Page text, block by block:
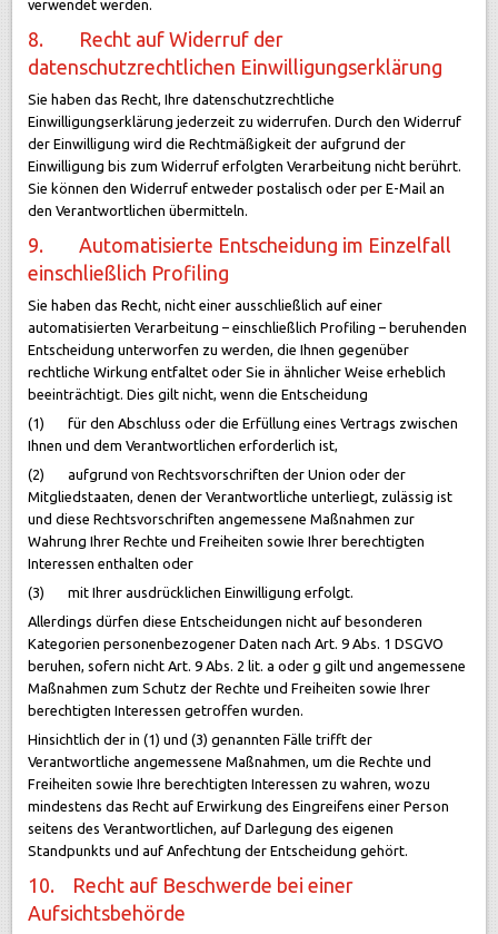
verwendet werden.
8. Recht auf Widerruf der
datenschutzrechtlichen Einwilligungserklärung
Sie haben das Recht, Ihre datenschutzrechtliche
Einwilligungserklärung jederzeit zu widerrufen. Durch den Widerruf
der Einwilligung wird die Rechtmäßigkeit der aufgrund der
Einwilligung bis zum Widerruf erfolgten Verarbeitung nicht berührt.
Sie können den Widerruf entweder postalisch oder per E-Mail an
den Verantwortlichen übermitteln.
9. Automatisierte Entscheidung im Einzelfall
einschließlich Profiling
Sie haben das Recht, nicht einer ausschließlich auf einer
automatisierten Verarbeitung – einschließlich Profiling – beruhenden
Entscheidung unterworfen zu werden, die Ihnen gegenüber
rechtliche Wirkung entfaltet oder Sie in ähnlicher Weise erheblich
beeinträchtigt. Dies gilt nicht, wenn die Entscheidung
(1) für den Abschluss oder die Erfüllung eines Vertrags zwischen
Ihnen und dem Verantwortlichen erforderlich ist,
(2) aufgrund von Rechtsvorschriften der Union oder der
Mitgliedstaaten, denen der Verantwortliche unterliegt, zulässig ist
und diese Rechtsvorschriften angemessene Maßnahmen zur
Wahrung Ihrer Rechte und Freiheiten sowie Ihrer berechtigten
Interessen enthalten oder
(3) mit Ihrer ausdrücklichen Einwilligung erfolgt.
Allerdings dürfen diese Entscheidungen nicht auf besonderen
Kategorien personenbezogener Daten nach Art. 9 Abs. 1 DSGVO
beruhen, sofern nicht Art. 9 Abs. 2 lit. a oder g gilt und angemessene
Maßnahmen zum Schutz der Rechte und Freiheiten sowie Ihrer
berechtigten Interessen getroffen wurden.
Hinsichtlich der in (1) und (3) genannten Fälle trifft der
Verantwortliche angemessene Maßnahmen, um die Rechte und
Freiheiten sowie Ihre berechtigten Interessen zu wahren, wozu
mindestens das Recht auf Erwirkung des Eingreifens einer Person
seitens des Verantwortlichen, auf Darlegung des eigenen
Standpunkts und auf Anfechtung der Entscheidung gehört.
10. Recht auf Beschwerde bei einer
Aufsichtsbehörde